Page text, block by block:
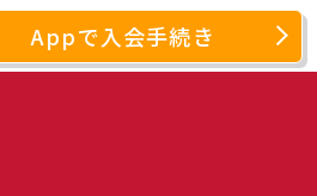
Appで入会手続き